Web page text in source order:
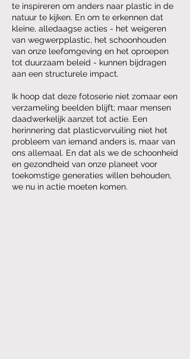
te inspireren om anders naar plastic in de
natuur te kijken. En om te erkennen dat
kleine, alledaagse acties - het weigeren
van wegwerpplastic, het schoonhouden
van onze leefomgeving en het oproepen
tot duurzaam beleid - kunnen bijdragen
aan een structurele impact.
Ik hoop dat deze fotoserie niet zomaar een
verzameling beelden blijft; maar mensen
daadwerkelijk aanzet tot actie. Een
herinnering dat plasticvervuiling niet het
probleem van iemand anders is, maar van
ons allemaal. En dat als we de schoonheid
en gezondheid van onze planeet voor
toekomstige generaties willen behouden,
we nu in actie moeten komen.